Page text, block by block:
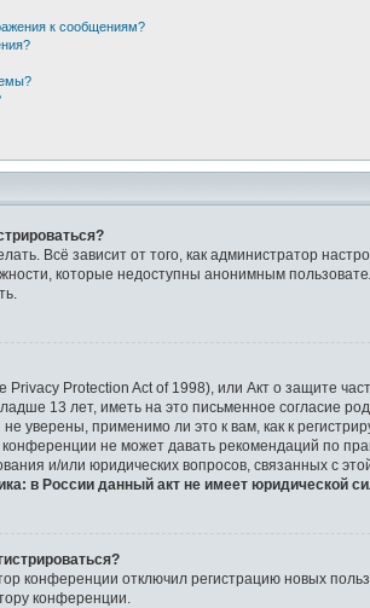
к сообщениям?
Всё зависит от того, как администратор
которые недоступны анонимным
Privacy Protection Act of 1998), или Акт о защите
13 лет, иметь на это письменное согласие
уверены, применимо ли это к вам, как к
не может давать рекомендаций по
и/или юридических вопросов, связанных с
в России данный акт не имеет юридической
конференции отключил регистрацию новых
конференции.